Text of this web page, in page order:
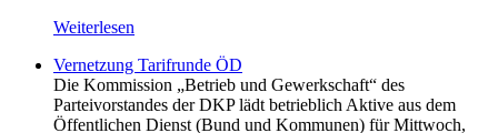
Weiterlesen
Vernetzung Tarifrunde ÖD
Die Kommission „Betrieb und Gewerkschaft“ des
Parteivorstandes der DKP lädt betrieblich Aktive aus dem
Öffentlichen Dienst (Bund und Kommunen) für Mittwoch,